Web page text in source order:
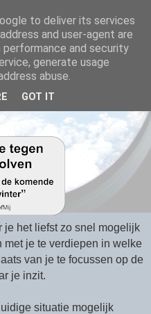
treffen
je het liefst zo snel mogelijk
met je te verdiepen in welke
van je te focussen op de
je inzit.
situatie mogelijk
to deliver its services
and user-agent are
and security
generate usage
abuse.
GOT IT